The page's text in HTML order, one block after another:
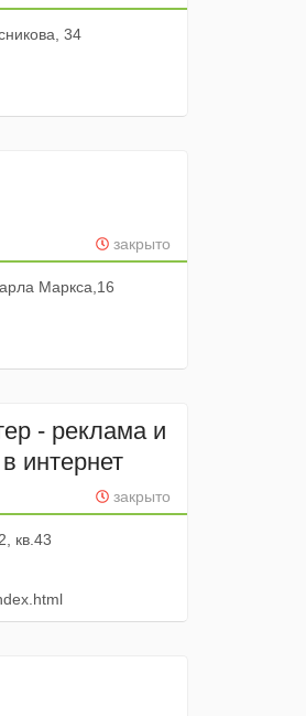
34
закрыто
Маркса,16
- реклама и
интернет
закрыто
кв.43